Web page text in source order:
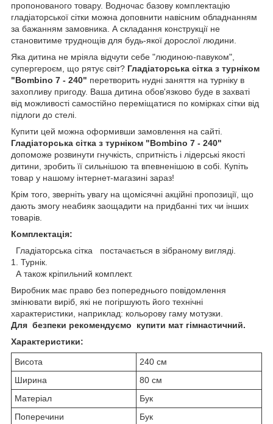
пропонованого товару. Водночас базову комплектацію
гладіаторської сітки можна доповнити навісним обладнанням
за бажанням замовника. А складання конструкції не
становитиме труднощів для будь-якої дорослої людини.
Яка дитина не мріяла відчути себе "людиною-павуком",
супергероєм, що рятує світ? Гладіаторська сітка з турніком
"Bombino 7 - 240" перетворить нудні заняття на турніку в
захопливу пригоду. Ваша дитина обов'язково буде в захваті
від можливості самостійно переміщатися по комірках сітки від
підлоги до стелі.
Купити цей можна оформивши замовлення на сайті.
Гладіаторська сітка з турніком "Bombino 7 - 240"
допоможе розвинути гнучкість, спритність і лідерські якості
дитини, зробить її сильнішою та впевненішою в собі. Купіть
товар у нашому інтернет-магазині зараз!
Крім того, зверніть увагу на щомісячні акційні пропозиції, що
дають змогу неабияк заощадити на придбанні тих чи інших
товарів.
Комплектація:
Гладіаторська сітка постачається в зібраному вигляді.
1. Турнік.
А також кріпильний комплект.
Виробник має право без попереднього повідомлення
змінювати виріб, які не погіршують його технічні
характеристики, наприклад: кольорову гаму мотузки.
Для безпеки рекомендуємо купити мат гімнастичний.
Характеристики:
Висота
240 см
Ширина
80 см
Матеріал
Бук
Поперечини
Бук